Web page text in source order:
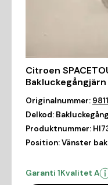
Citroen
Bakluckegångjärn
Originalnummer:
Delkod:
Produktnummer:
Position:Vänster bak
Garanti 1Kvalitet A